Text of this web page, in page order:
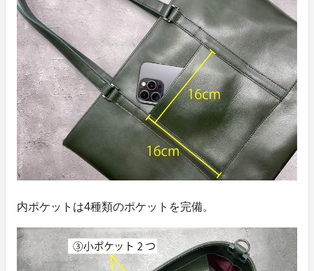
内ポケットは4種類のポケットを完備。